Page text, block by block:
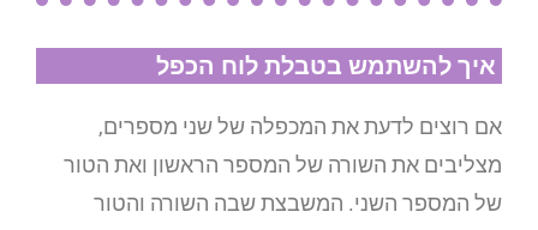
איך להשתמש בטבלת לוח הכפל
אם רוצים לדעת את המכפלה של שני מספרים,
מצליבים את השורה של המספר הראשון ואת הטור
של המספר השני. המשבצת שבה השורה והטור